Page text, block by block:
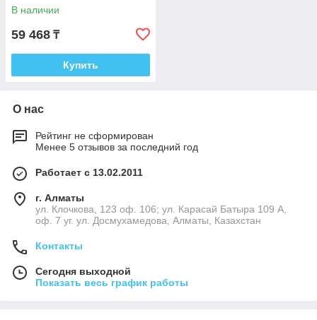
В наличии
59 468 ₸
Купить
О нас
Рейтинг не сформирован
Менее 5 отзывов за последний год
Работает с 13.02.2011
г. Алматы
ул. Клочкова, 123 оф. 106; ул. Карасай Батыра 109 А,
оф. 7 уг. ул. Досмухамедова, Алматы, Казахстан
Контакты
Сегодня выходной
Показать весь график работы